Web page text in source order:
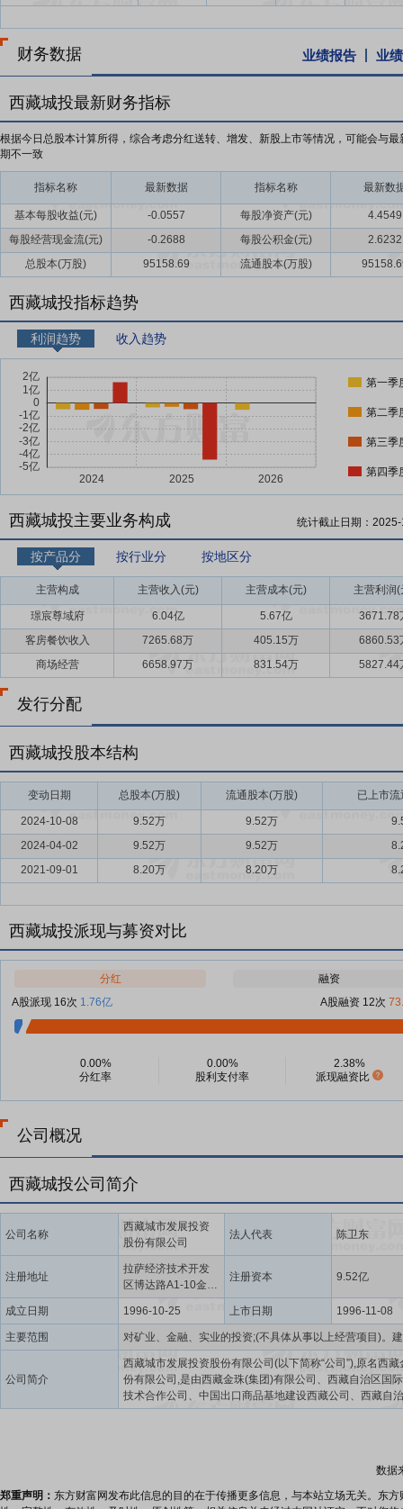
财务数据 业绩报告 业
西藏城投最新财务指标
根据今日总股本计算所得，综合考虑分红送转、增发、新股上市等情况，可能会与最
期不一致
指标名称 最新数据 指标名称 最新数
基本每股收益(元) -0.0557 每股净资产(元)
4.4549
每股经营现金流(元)
-0.2688 每股公积金(元)
2.6232
总股本(万股)
95158.69 流通股本(万股)
西藏城投指标趋势
利润趋势 收入趋势
第一季
第二季
第三季
第四季
西藏城投主要业务构成 统计截止日期：
按产品分 按行业分 按地区分
主营构成 主营收入(元) 主营成本(元) 主营利润(
璟宸尊域府 6.04亿 5.67亿
3671.78
客房餐饮收入
7265.68万 405.15万
6860.53
商场经营
6658.97万 831.54万 5827.44
发行分配
西藏城投股本结构
变动日期 总股本(万股) 流通股本(万股) 已上市
2024-10-08 9.52万 9.52万
2024-04-02
9.52万 9.52万
2021-09-01
8.20万 8.20万
西藏城投派现与募资对比
分红
融资
A股派现 16次 1.76亿 A股融资 12次
0.00%
分红率
0.00%
股利支付率
2.38%
派现融资比
公司概况
西藏城投公司简介
公司名称
西藏城市发展投资
股份有限公司
法人代表 陈卫东
注册地址
拉萨经济技术开发
区博达路A1-10金泰
集团办公楼第三层
311室
注册资本 9.52亿
成立日期 1996-10-25 上市日期 1996-11-08
主要范围
公司简介
西藏城市发展投资股份有限公司(以下简称“公司”),原名西藏
份有限公司,是由西藏金珠(集团)有限公司、西藏自治区国
技术合作公司、中国出口商品基地建设西藏公司、西藏自
托投资公司和西藏自治区包装进出口公司联合发起,对西藏
【1996】218号文批准,股票于上海证券交易所发行上市,股
代码为600773。2007年公司因国有法人股份划转更名为“
数据
郑重声明： 东方财富网发布此信息的目的在于传播更多信息，与本站立场无关。东